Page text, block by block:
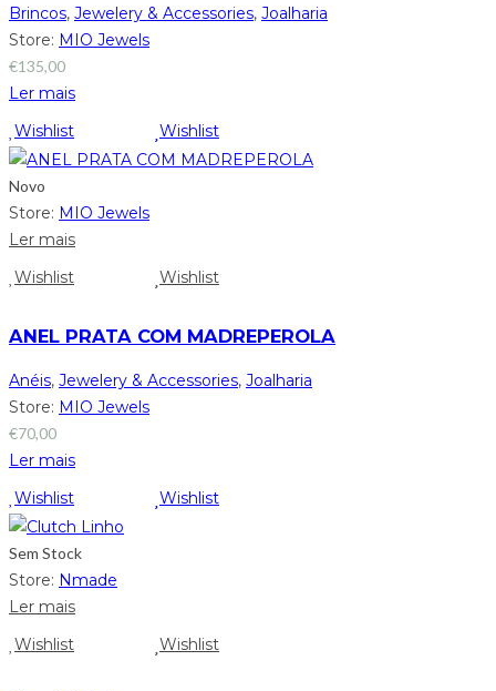
Brincos, Jewelery & Accessories, Joalharia
Store: MIO Jewels
€135,00
Ler mais
Wishlist
Wishlist
Novo
Store: MIO Jewels
Ler mais
Wishlist
Wishlist
ANEL PRATA COM MADREPEROLA
Anéis, Jewelery & Accessories, Joalharia
Store: MIO Jewels
€70,00
Ler mais
Wishlist
Wishlist
Sem Stock
Store: Nmade
Ler mais
Wishlist
Wishlist